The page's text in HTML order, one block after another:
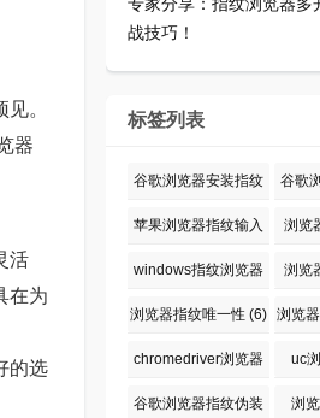
。
器
活
在为
的选
战技巧！
标签列表
谷歌浏览器安装指纹
仪(6)
谷歌
苹果浏览器指纹输入
密码(9)
浏览
windows指纹浏览器
输入密码 (6)
浏览
浏览器指纹唯一性 (6) 浏览
chromedriver浏览器
指纹伪装(6)
uc
谷歌浏览器指纹伪装 浏